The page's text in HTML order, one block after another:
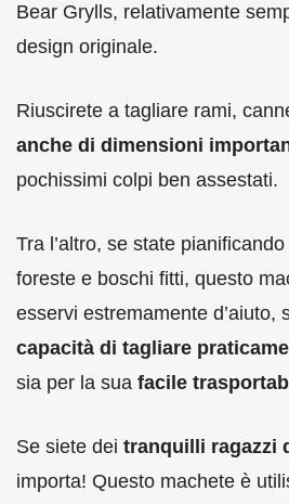
Bear Grylls, relativamente
design originale.
Riuscirete a tagliare rami,
anche di dimensioni
pochissimi colpi ben assestati.
Tra l’altro, se state
foreste e boschi fitti, questo
esservi estremamente d’aiuto,
capacità di tagliare
sia per la sua facile
Se siete dei tranquilli ragazzi
importa! Questo machete è